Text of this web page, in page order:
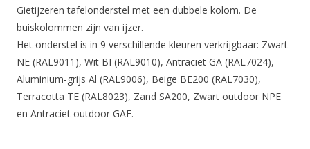
Gietijzeren tafelonderstel met een dubbele kolom. De
buiskolommen zijn van ijzer.
Het onderstel is in 9 verschillende kleuren verkrijgbaar: Zwart
NE (RAL9011), Wit BI (RAL9010), Antraciet GA (RAL7024),
Aluminium-grijs Al (RAL9006), Beige BE200 (RAL7030),
Terracotta TE (RAL8023), Zand SA200, Zwart outdoor NPE
en Antraciet outdoor GAE.